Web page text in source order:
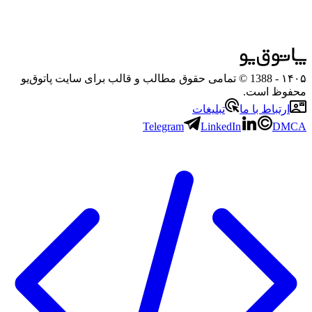
۱۴۰۵
- 1388 © تمامی حقوق مطالب و قالب برای سایت پاتوق‌یو
محفوظ است.
ارتباط با ما
تبلیغات
Telegram
LinkedIn DMCA